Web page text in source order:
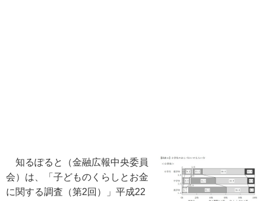
知るぽると（金融広報中央委員
会）は、「子どものくらしとお金
に関する調査（第2回）」平成22